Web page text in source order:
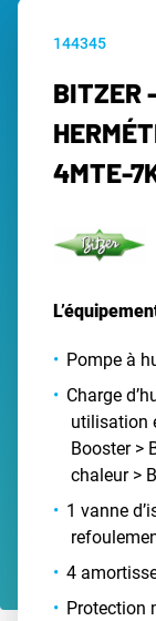
144345
BITZER
4MTE-
Pompe à
Charge
utilisation
Booster >
chaleur >
1 vanne
4
Protection